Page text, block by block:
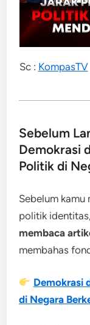
Sc : KompasTV
Sebelum
Demokrasi
Politik di
Sebelum
politik
membaca
membahas
Demokrasi
di Negara